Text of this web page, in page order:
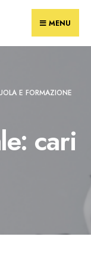
MENU
E FORMAZIONE
cari